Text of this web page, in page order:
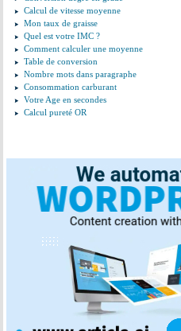
Calcul de vitesse moyenne
Mon taux de graisse
Quel est votre IMC ?
Comment calculer une moyenne
Table de conversion
Nombre mots dans paragraphe
Consommation carburant
Votre Age en secondes
Calcul pureté OR